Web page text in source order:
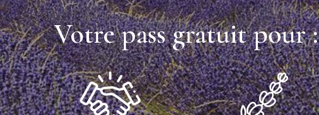
Votre pass gratuit pour :